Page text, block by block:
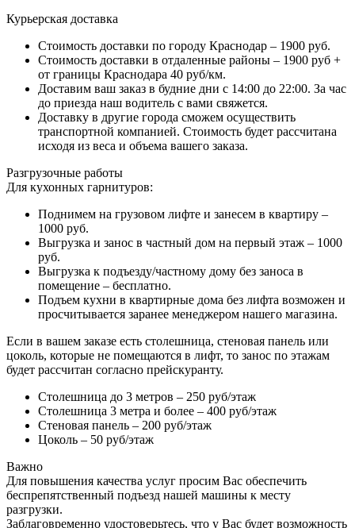
Курьерская доставка
Стоимость доставки по городу Краснодар – 1900 руб.
Стоимость доставки в отдаленные районы – 1900 руб +
от границы Краснодара 40 руб/км.
Доставим ваш заказ в будние дни с 14:00 до 22:00. За час
до приезда наш водитель с вами свяжется.
Доставку в другие города сможем осуществить
транспортной компанией. Стоимость будет рассчитана
исходя из веса и объема вашего заказа.
Разгрузочные работы
Для кухонных гарнитуров:
Поднимем на грузовом лифте и занесем в квартиру –
1000 руб.
Выгрузка и занос в частный дом на первый этаж – 1000
руб.
Выгрузка к подъезду/частному дому без заноса в
помещение – бесплатно.
Подъем кухни в квартирные дома без лифта возможен и
просчитывается заранее менеджером нашего магазина.
Если в вашем заказе есть столешница, стеновая панель или
цоколь, которые не помещаются в лифт, то занос по этажам
будет рассчитан согласно прейскуранту.
Столешница до 3 метров – 250 руб/этаж
Столешница 3 метра и более – 400 руб/этаж
Стеновая панель – 200 руб/этаж
Цоколь – 50 руб/этаж
Важно
Для повышения качества услуг просим Вас обеспечить
беспрепятственный подъезд нашей машины к месту
разгрузки.
Заблаговременно удостоверьтесь, что у Вас будет возможность